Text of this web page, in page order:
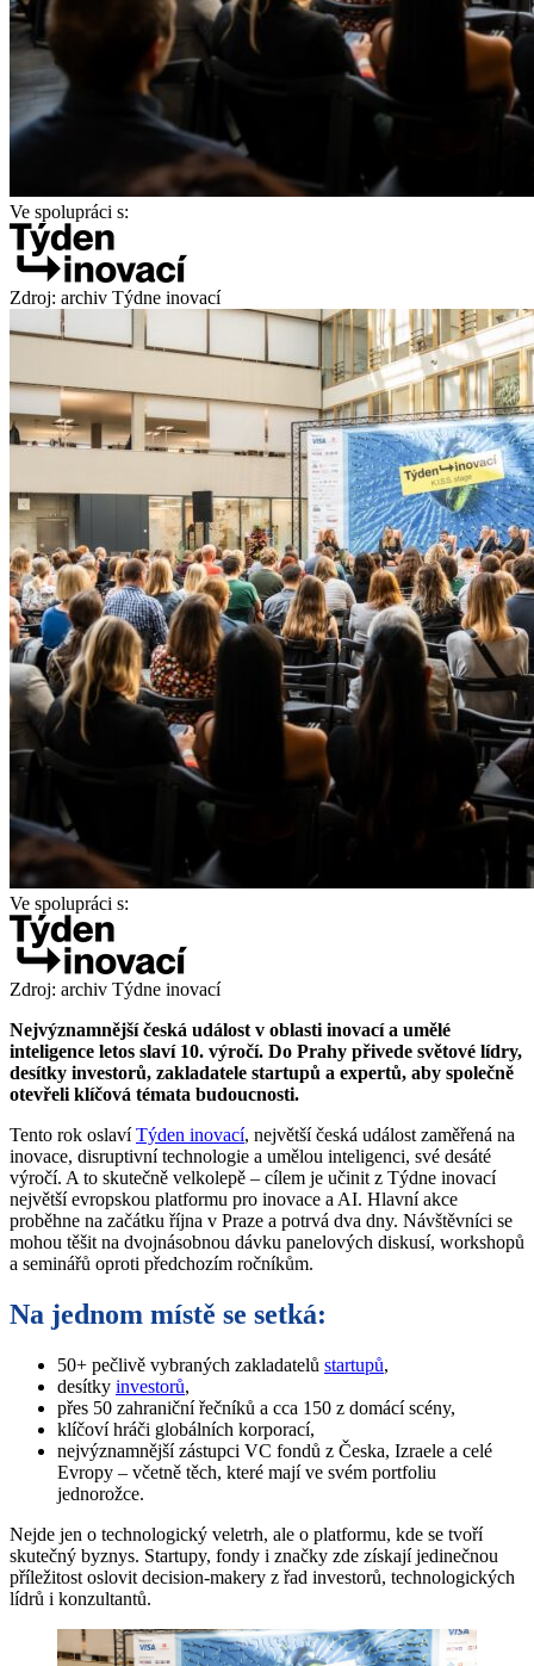
Ve spolupráci s:
Zdroj: archiv Týdne inovací
Ve spolupráci s:
Zdroj: archiv Týdne inovací
Nejvýznamnější česká událost v oblasti inovací a umělé
inteligence letos slaví 10. výročí. Do Prahy přivede světové lídry,
desítky investorů, zakladatele startupů a expertů, aby společně
otevřeli klíčová témata budoucnosti.
Tento rok oslavíTýden inovací, největší česká událost zaměřená na
inovace, disruptivní technologie a umělou inteligenci, své desáté
výročí. A to skutečně velkolepě – cílem je učinit z Týdne inovací
největší evropskou platformu pro inovace a AI. Hlavní akce
proběhne na začátku října v Praze a potrvá dva dny. Návštěvníci se
mohou těšit na dvojnásobnou dávku panelových diskusí, workshopů
a seminářů oproti předchozím ročníkům.
Na jednom místě se setká:
50+ pečlivě vybraných zakladatelů startupů,
desítky investorů,
přes 50 zahraniční řečníků a cca 150 z domácí scény,
klíčoví hráči globálních korporací,
nejvýznamnější zástupci VC fondů z Česka, Izraele a celé
Evropy – včetně těch, které mají ve svém portfoliu
jednorožce.
Nejde jen o technologický veletrh, ale o platformu, kde se tvoří
skutečný byznys. Startupy, fondy i značky zde získají jedinečnou
příležitost oslovit decision-makery z řad investorů, technologických
lídrů i konzultantů.